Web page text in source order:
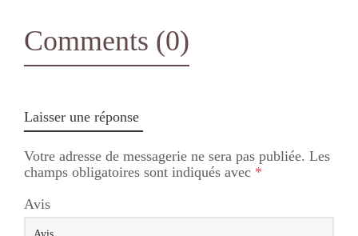
Comments (0)
Laisser une réponse
Votre adresse de messagerie ne sera pas publiée. Les
champs obligatoires sont indiqués avec *
Avis